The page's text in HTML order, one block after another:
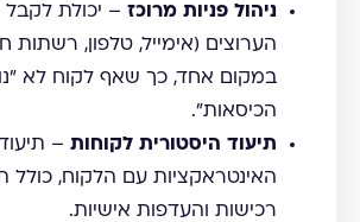
ניהול פניות מרוכז – יכולת לקבל
הערוצים (אימייל, טלפון, רשתות
במקום אחד, כך שאף לקוח לא
הכיסאות".
תיעוד היסטורית לקוחות –
האינטראקציות עם הלקוח, כולל
רכישות והעדפות אישיות.